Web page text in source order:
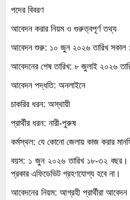
পদের বিবরণ
আবেদন করার নিয়ম ও গুরুত্বপূর্ণ তথ্য
আবেদন শুরু: ১০ জুন ২০২৬ তারিখ সকাল
আবেদনের শেষ তারিখ: ৮ জুলাই ২০২৬
আবেদন পদ্ধতি: অনলাইনে
চাকরির ধরন: অস্থায়ী
প্রার্থীর ধরন: নারী-পুরুষ
কর্মস্থল: যে কোনো জেলায় কাজ করার
বয়স: ১ জুন ২০২৬ তারিখ ১৮-৩২ বছর।
প্রকার এফিডেভিট গ্রহণযোগ্য হবে না।
আবেদনের নিয়ম: আগ্রহী প্রার্থীরা আবেদন